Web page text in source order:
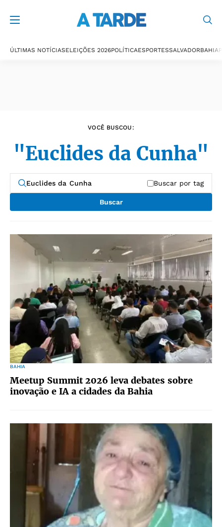
ÚLTIMAS NOTÍCIASELEIÇÕES 2026POLÍTICAESPORTESSALVADORBAHIA
VOCÊ BUSCOU:
"Euclides da Cunha"
Buscar por tag
Buscar
BAHIA
Meetup Summit 2026 leva debates sobre
inovação e IA a cidades da Bahia